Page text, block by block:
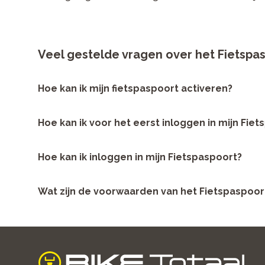
Veel gestelde vragen over het
Hoe kan ik mijn fietspaspoort activeren?
Bij aankoop van een fiets worden je gegevens
wachtwoord uit de e-mail. Daarna kun je zelf het
Hoe kan ik voor het eerst inloggen in mijn
Na aankoop van je nieuwe fiets ontvang je een e-mail
een nieuw wachtwoord aan. Wel zo veilig. Bij je
Hoe kan ik inloggen in mijn Fietspaspoort?
Heb je je Fietspaspoort geactiveerd? Gebruik dan deze
Wat zijn de voorwaarden van het
-
Als je de fiets verkoopt, kan het Fietspaspoort